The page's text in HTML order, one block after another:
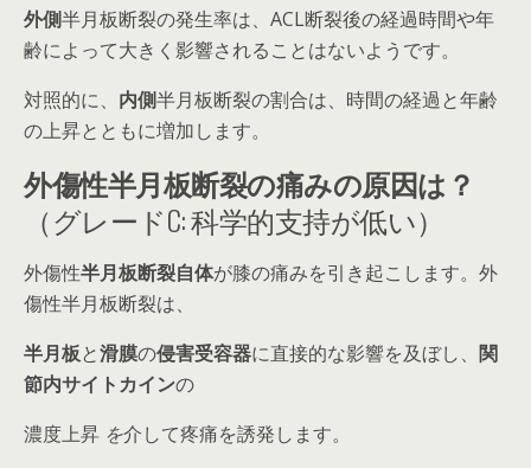
外側半月板断裂の発生率は、ACL断裂後の経過時間や年
齢によって大きく影響されることはないようです。
対照的に、 内側半月板断裂の割合は、 時間の経過と年齢
の上昇とともに増加します。
外傷性半月板断裂の痛みの原因は？
（グレードC: 科学的支持が低い）
外傷性半月板断裂自体が膝の痛みを引き起こします。外
傷性半月板断裂は、
半月板と滑膜の侵害受容器に直接的な影響を及ぼし、 関
節内サイトカインの
濃度上昇 を介して疼痛を誘発します。